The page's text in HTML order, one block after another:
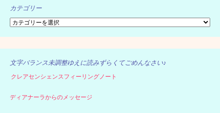
カテゴリー
カ
ゴ
リ
文字バランス未調整ゆえに読みずらくてごめんなさい♪
クレアセンシェンスフィーリングノート
ディアナーラからのメッセージ